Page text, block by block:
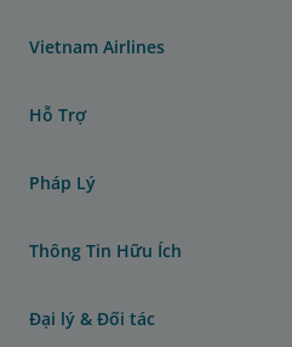
Vietnam Airlines
Hỗ Trợ
Pháp Lý
Thông Tin Hữu Ích
Đại lý & Đối tác